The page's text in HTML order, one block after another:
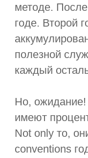
методе. После
годе. Второй
полезной
каждый
Но, ожидание!
имеют
Not only то,
conventions